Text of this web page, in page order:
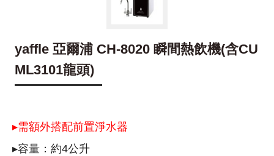
yaffle 亞爾浦 CH-8020 瞬間熱飲機(含CU
ML3101龍頭)
▸需額外搭配前置淨水器
▸容量：約4公升